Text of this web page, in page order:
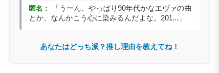
匿名：
「うーん、やっぱり90年代かなエヴァの曲
とか、なんかこう心に染みるんだよな。201...」
あなたはどっち派？推し理由を教えてね！